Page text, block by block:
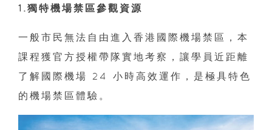
1.獨特機場禁區參觀資源
一般市民無法自由進入香港國際機場禁區，本
課程獲官方授權帶隊實地考察，讓學員近距離
了解國際機場 24 小時高效運作，是極具特色
的機場禁區體驗。